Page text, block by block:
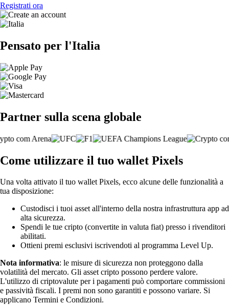
Registrati ora
Pensato per l'Italia
Partner sulla scena globale
Come utilizzare il tuo wallet Pixels
Una volta attivato il tuo wallet Pixels, ecco alcune delle funzionalità a
tua disposizione:
Custodisci i tuoi asset all'interno della nostra infrastruttura app ad
alta sicurezza.
Spendi le tue cripto (convertite in valuta fiat) presso i rivenditori
abilitati.
Ottieni premi esclusivi iscrivendoti al programma Level Up.
Nota informativa: le misure di sicurezza non proteggono dalla
volatilità del mercato. Gli asset cripto possono perdere valore.
L'utilizzo di criptovalute per i pagamenti può comportare commissioni
e passività fiscali. I premi non sono garantiti e possono variare. Si
applicano Termini e Condizioni.